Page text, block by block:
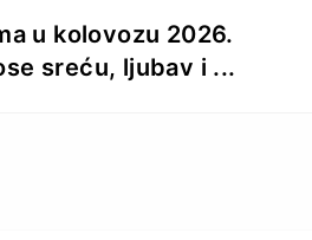
u kolovozu 2026.
sreću, ljubav i ...